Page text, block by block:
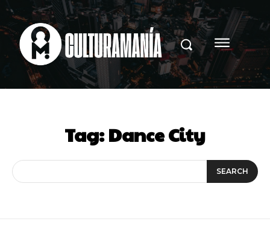
Tag:Dance City
SEARCH